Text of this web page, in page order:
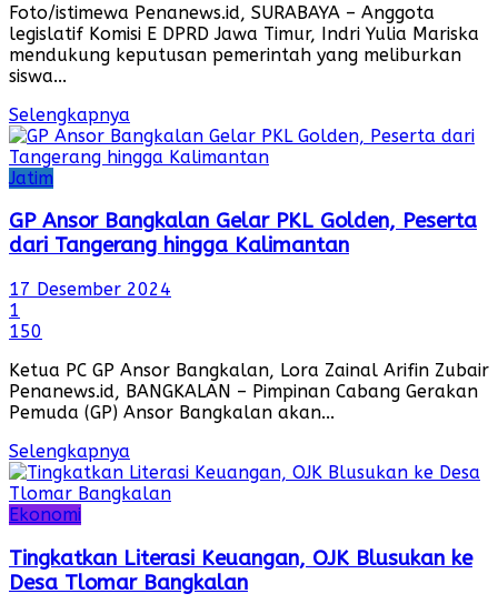
Foto/istimewa Penanews.id, SURABAYA – Anggota
legislatif Komisi E DPRD Jawa Timur, Indri Yulia Mariska
mendukung keputusan pemerintah yang meliburkan
siswa...
Selengkapnya
Jatim
GP Ansor Bangkalan Gelar PKL Golden, Peserta
dari Tangerang hingga Kalimantan
17 Desember 2024
1
150
Ketua PC GP Ansor Bangkalan, Lora Zainal Arifin Zubair
Penanews.id, BANGKALAN – Pimpinan Cabang Gerakan
Pemuda (GP) Ansor Bangkalan akan...
Selengkapnya
Ekonomi
Tingkatkan Literasi Keuangan, OJK Blusukan ke
Desa Tlomar Bangkalan